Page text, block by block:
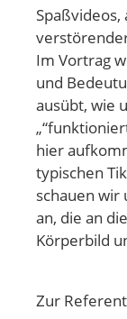
Im Vortrag
und
ausübt, wie
hier
typischen
schauen wir
an, die an
Körperbild
Zur